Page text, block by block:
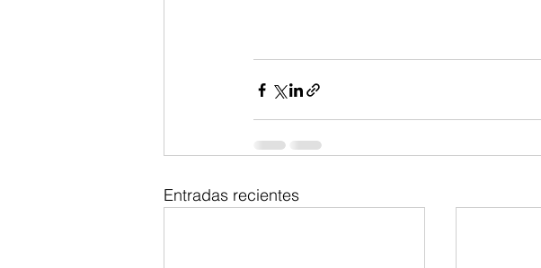
Entradas recientes